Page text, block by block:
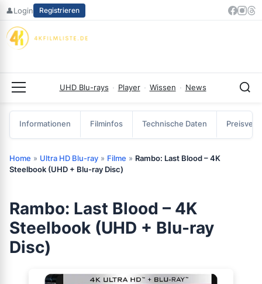
Zum
springen
👤Login Registrieren
UHD Blu-rays · Player · Wissen · News
Informationen Filminfos Technische Daten
Home » Ultra HD Blu-ray » Filme » Rambo: Last Blood – 4K
Steelbook (UHD + Blu-ray Disc)
Rambo: Last Blood – 4K
Steelbook (UHD + Blu-ray
Disc)